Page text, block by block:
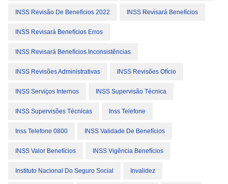
INSS Revisão De Benefícios 2022 INSS Revisará Benefícios
INSS Revisará Benefícios Erros
INSS Revisará Benefícios Inconsistências
INSS Revisões Administrativas INSS Revisões Ofício
INSS Serviços Internos INSS Supervisão Técnica
INSS Supervisões Técnicas Inss Telefone
Inss Telefone 0800 INSS Validade De Benefícios
INSS Valor Benefícios INSS Vigência Benefícios
Instituto Nacional Do Seguro Social Invalidez